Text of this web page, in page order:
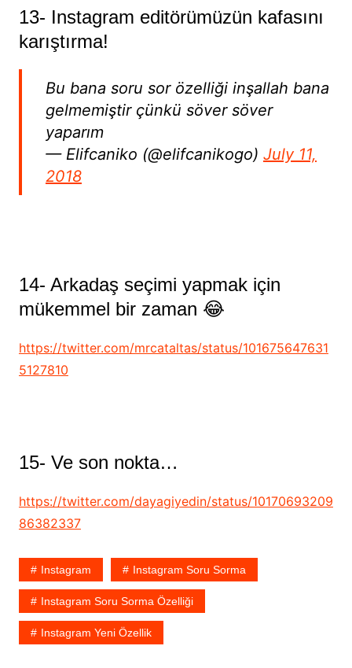
13- Instagram editörümüzün kafasını
karıştırma!
Bu bana soru sor özelliği inşallah bana
gelmemiştir çünkü söver söver
yaparım
— Elifcaniko (@elifcanikogo) July 11,
2018
14- Arkadaş seçimi yapmak için
mükemmel bir zaman 😂
https://twitter.com/mrcataltas/status/101675647631
5127810
15- Ve son nokta…
https://twitter.com/dayagiyedin/status/10170693209
86382337
Instagram Instagram Soru Sorma
Instagram Soru Sorma Özelliği
Instagram Yeni Özellik